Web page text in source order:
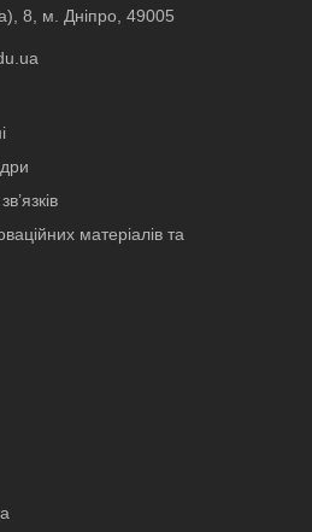
8, м. Дніпро, 49005
матеріалів та